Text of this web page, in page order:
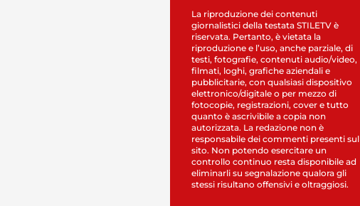
La riproduzione dei contenuti
giornalistici della testata STILETV è
riservata. Pertanto, è vietata la
riproduzione e l’uso, anche parziale, di
testi, fotografie, contenuti audio/video,
filmati, loghi, grafiche aziendali e
pubblicitarie, con qualsiasi dispositivo
elettronico/digitale o per mezzo di
fotocopie, registrazioni, cover e tutto
quanto è ascrivibile a copia non
autorizzata. La redazione non è
responsabile dei commenti presenti sul
sito. Non potendo esercitare un
controllo continuo resta disponibile ad
eliminarli su segnalazione qualora gli
stessi risultano offensivi e oltraggiosi.